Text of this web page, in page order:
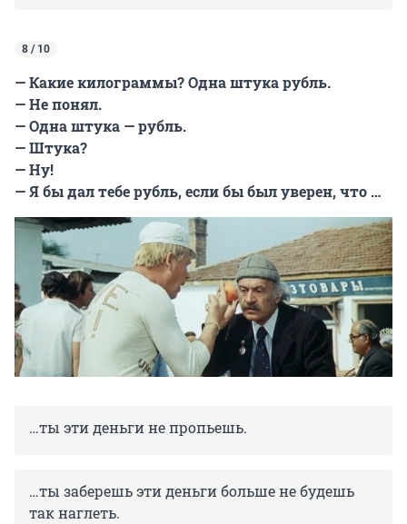
8 / 10
— Какие килограммы? Одна штука рубль.
— Не понял.
— Одна штука — рубль.
— Штука?
— Ну!
— Я бы дал тебе рубль, если бы был уверен, что …
…ты эти деньги не пропьешь.
…ты заберешь эти деньги больше не будешь
так наглеть.